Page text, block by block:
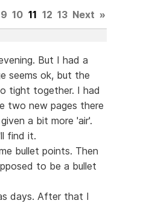
9 10 11 12 13 Next »
But I had a
seems ok, but the
tight together. I had
two new pages there
a bit more 'air'.
find it.
bullet points. Then
to be a bullet
days. After that I